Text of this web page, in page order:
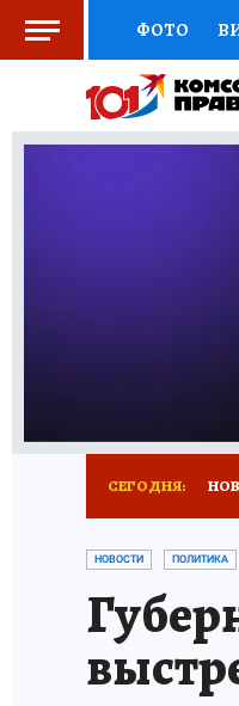
ФОТО
ВЫБОР
СЕГОДНЯ:
НОВОСТИ ПОЛИТИКА